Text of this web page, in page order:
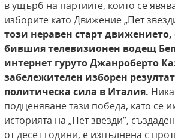
в ущърб на партиите, които се
изборите като Движение „Пет
този неравен старт движението,
бившия телевизионен водещ
интернет гуруто Джанроберто
забележителен изборен
политическа сила в Италия.
подценяване тази победа, като се
историята на „Пет звезди”,
от десет години, е изпълнена с